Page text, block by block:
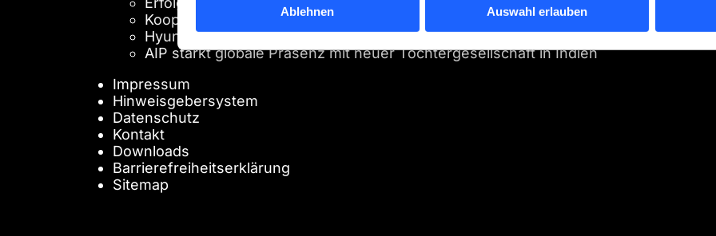
Ablehnen Auswahl erlauben
Kooperation mit Hydrogen Contango Pte. Ltd.
Hyundai zu Gast bei AIP
AIP stärkt globale Präsenz mit neuer Tochtergesellschaft in Indien
Impressum
Hinweisgebersystem
Datenschutz
Kontakt
Downloads
Barrierefreiheitserklärung
Sitemap